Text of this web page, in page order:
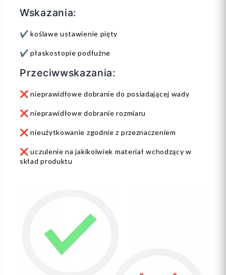
Wskazania:
✔️ koślawe ustawienie pięty
✔️ płaskostopie podłużne
Przeciwwskazania:
❌ nieprawidłowe dobranie do posiadającej wady
❌ nieprawidłowe dobranie rozmiaru
❌ nieużytkowanie zgodnie z przeznaczeniem
❌ uczulenie na jakikolwiek materiał wchodzący w
skład produktu